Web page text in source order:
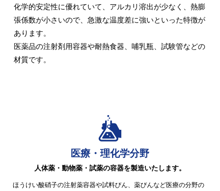
化学的安定性に優れていて、アルカリ溶出が少なく、熱膨
張係数が小さいので、急激な温度差に強いといった特徴が
あります。
医薬品の注射剤用容器や耐熱食器、哺乳瓶、試験管などの
材質です。
医療・理化学分野
人体薬・動物薬・試薬の容器を製造いたします。
ほうけい酸硝子の注射薬容器や試料びん、薬びんなど医療の分野の